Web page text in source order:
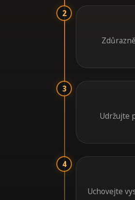
2
3
Udržujte
4
Uchovejte